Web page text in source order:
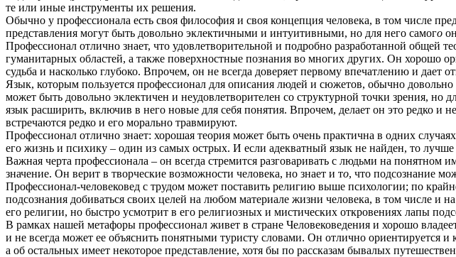
те или иные инструменты их решения.
Обычно у профессионала есть своя философия и своя концепция человека, в том числе
представления могут быть довольно эклектичными и интуитивными, но для него самого
Профессионал отлично знает, что удовлетворительной и подробно разработанной общей
гуманитарных областей, а также поверхностные познания во многих других. Он хорошо
судьба и насколько глубоко. Впрочем, он не всегда доверяет первому впечатлению и
Язык, которым пользуется профессионал для описания людей и сюжетов, обычно
может быть довольно эклектичен и неудовлетворителен со структурной точки зрения, но
язык расширить, включив в него новые для себя понятия. Впрочем, делает он это редко и
встречаются редко и его морально травмируют.
Профессионал отлично знает: хорошая теория может быть очень практична в одних
его жизнь и психику – один из самых острых. И если адекватный язык не найден, то
Важная черта профессионала – он всегда стремится разговаривать с людьми на понятном
значение. Он верит в творческие возможности человека, но знает и то, что подсознание
Профессионал-человековед с трудом может поставить религию выше психологии; по
подсознания добиваться своих целей на любом материале жизни человека, в том числе
его религии, но быстро усмотрит в его религиозных и мистических откровениях лапы
В рамках нашей метафоры профессионал живет в стране Человековедения и хорошо
и не всегда может ее объяснить понятными туристу словами. Он отлично ориентируется
а об остальных имеет некоторое представление, хотя бы по рассказам бывалых